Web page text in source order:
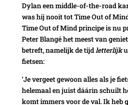
Dylan een middle-of-the-road
was hij nooit tot Time Out of
Time Out of Mind principe is nu
Peter Blangé het meest van
betreft, namelijk de tijd letterlijk
fietsen:
‘Je vergeet gewoon alles als je
helemaal en juist dáárin schuilt
komt immers voor de val. Ik heb